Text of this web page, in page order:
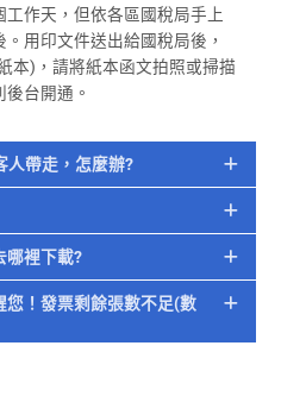
作天，但依各區國稅局手上
用印文件送出給國稅局後，
本)，請將紙本函文拍照或掃描
台開通。
人帶走，怎麼辦?
哪裡下載?
您！發票剩餘張數不足(數